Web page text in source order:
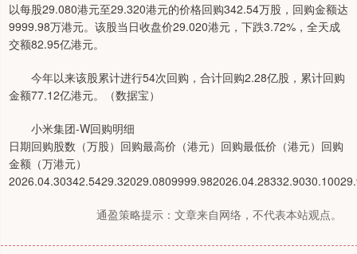
以每股29.080港元至29.320港元的价格回购342.54万股，回购金额达
9999.98万港元。该股当日收盘价29.020港元，下跌3.72%，全天成
交额82.95亿港元。
今年以来该股累计进行54次回购，合计回购2.28亿股，累计回购
金额77.12亿港元。（数据宝）
小米集团-W回购明细
日期回购股数（万股）回购最高价（港元）回购最低价（港元）回购
金额（万港元）
通盈策略提示：文章来自网络，不代表本站观点。